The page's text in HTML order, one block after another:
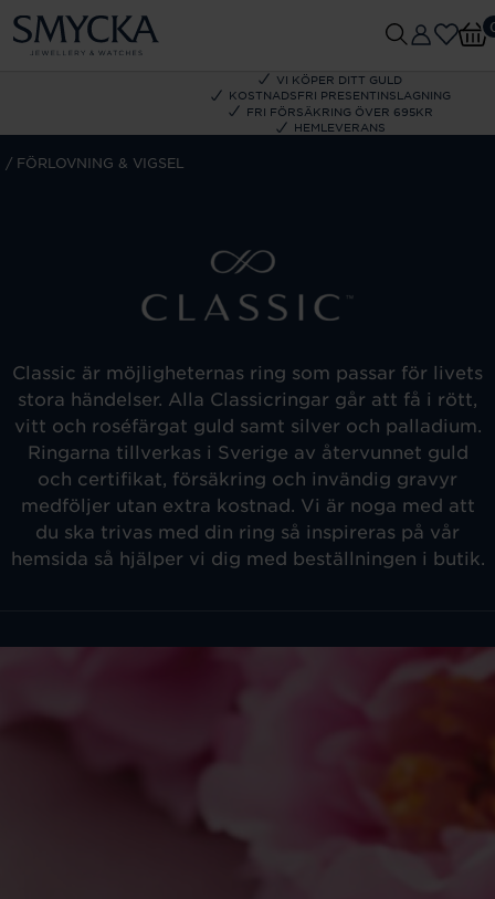
VI KÖPER DITT GULD
KOSTNADSFRI PRESENTINSLAGNING
FRI FÖRSÄKRING ÖVER 695KR
HEMLEVERANS
FÖRLOVNING & VIGSEL
Classic är möjligheternas ring som passar för livets
stora händelser. Alla Classicringar går att få i rött,
vitt och roséfärgat guld samt silver och palladium.
Ringarna tillverkas i Sverige av återvunnet guld
och certifikat, försäkring och invändig gravyr
medföljer utan extra kostnad. Vi är noga med att
du ska trivas med din ring så inspireras på vår
hemsida så hjälper vi dig med beställningen i butik.